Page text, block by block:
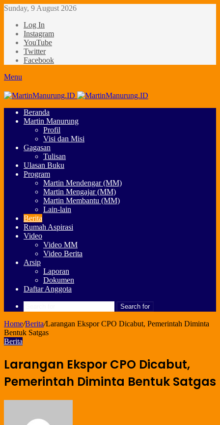
Sunday, 9 August 2026
Log In
Instagram
YouTube
Twitter
Facebook
Menu
Beranda
Martin Manurung
Profil
Visi dan Misi
Gagasan
Tulisan
Ulasan Buku
Program
Martin Mendengar (MM)
Martin Mengajar (MM)
Martin Membantu (MM)
Lain-lain
Berita
Rumah Aspirasi
Video
Video MM
Video Berita
Arsip
Laporan
Dokumen
Daftar Anggota
Search for
Home/Berita/Larangan Ekspor CPO Dicabut, Pemerintah Diminta
Bentuk Satgas
Berita
Larangan Ekspor CPO Dicabut,
Pemerintah Diminta Bentuk Satgas